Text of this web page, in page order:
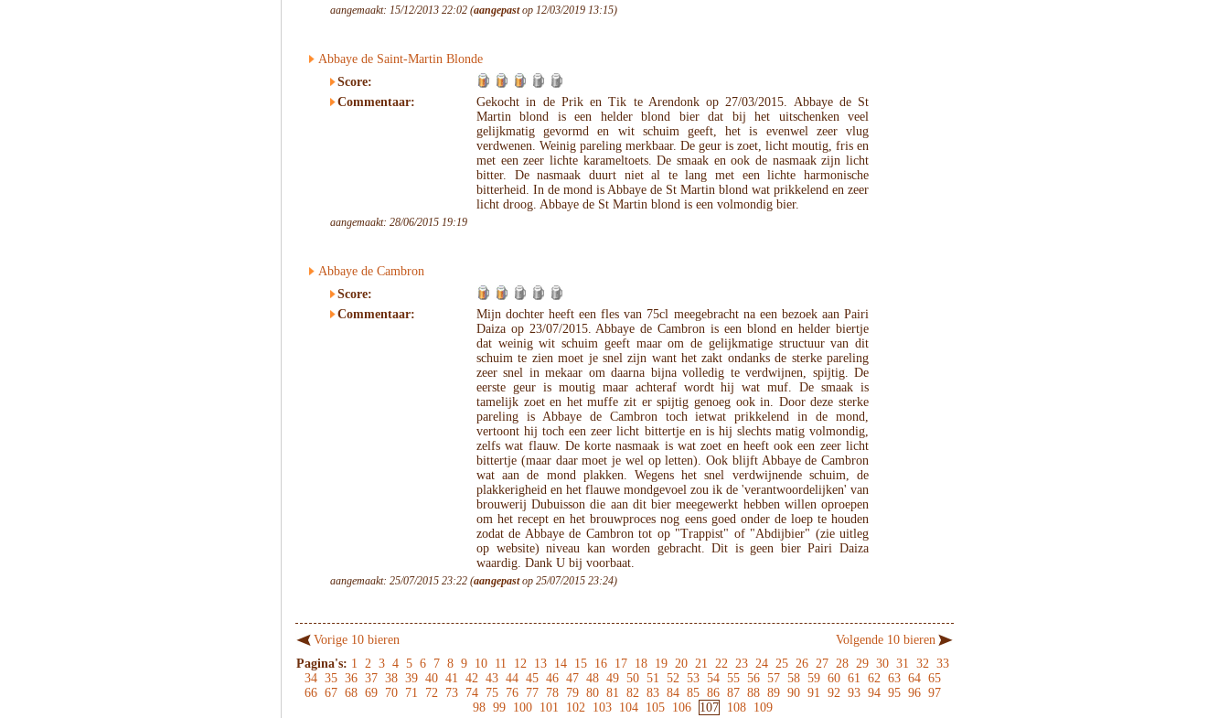
aangemaakt: 15/12/2013 22:02 (aangepastop 12/03/2019 13:15)
Abbaye de Saint-Martin Blonde
Score:
Commentaar:
Gekocht in de Prik en Tik te Arendonk op 27/03/2015. Abbaye de St
Martin blond is een helder blond bier dat bij het uitschenken veel
gelijkmatig gevormd en wit schuim geeft, het is evenwel zeer vlug
verdwenen. Weinig pareling merkbaar. De geur is zoet, licht moutig, fris en
met een zeer lichte karameltoets. De smaak en ook de nasmaak zijn licht
bitter. De nasmaak duurt niet al te lang met een lichte harmonische
bitterheid. In de mond is Abbaye de St Martin blond wat prikkelend en zeer
licht droog. Abbaye de St Martin blond is een volmondig bier.
aangemaakt: 28/06/2015 19:19
Abbaye de Cambron
Score:
Commentaar:
Mijn dochter heeft een fles van 75cl meegebracht na een bezoek aan Pairi
Daiza op 23/07/2015. Abbaye de Cambron is een blond en helder biertje
dat weinig wit schuim geeft maar om de gelijkmatige structuur van dit
schuim te zien moet je snel zijn want het zakt ondanks de sterke pareling
zeer snel in mekaar om daarna bijna volledig te verdwijnen, spijtig. De
eerste geur is moutig maar achteraf wordt hij wat muf. De smaak is
tamelijk zoet en het muffe zit er spijtig genoeg ook in. Door deze sterke
pareling is Abbaye de Cambron toch ietwat prikkelend in de mond,
vertoont hij toch een zeer licht bittertje en is hij slechts matig volmondig,
zelfs wat flauw. De korte nasmaak is wat zoet en heeft ook een zeer licht
bittertje (maar daar moet je wel op letten). Ook blijft Abbaye de Cambron
wat aan de mond plakken. Wegens het snel verdwijnende schuim, de
plakkerigheid en het flauwe mondgevoel zou ik de 'verantwoordelijken' van
brouwerij Dubuisson die aan dit bier meegewerkt hebben willen oproepen
om het recept en het brouwproces nog eens goed onder de loep te houden
zodat de Abbaye de Cambron tot op "Trappist" of "Abdijbier" (zie uitleg
op website) niveau kan worden gebracht. Dit is geen bier Pairi Daiza
waardig. Dank U bij voorbaat.
aangemaakt: 25/07/2015 23:22 (aangepastop 25/07/2015 23:24)
Vorige 10 bieren
Volgende 10 bieren
Pagina's: 1 2 3 4 5 6 7 8 9 10 11 12 13 14 15 16 17 18 19 20 21 22 23 24 25 26 27 28 29 30 31 32 33
34 35 36 37 38 39 40 41 42 43 44 45 46 47 48 49 50 51 52 53 54 55 56 57 58 59 60 61 62 63 64 65
66 67 68 69 70 71 72 73 74 75 76 77 78 79 80 81 82 83 84 85 86 87 88 89 90 91 92 93 94 95 96 97
98 99 100 101 102 103 104 105 106 107 108 109